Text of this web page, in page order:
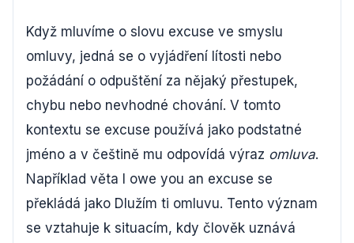
Když mluvíme o slovu excuse ve smyslu
omluvy, jedná se o vyjádření lítosti nebo
požádání o odpuštění za nějaký přestupek,
chybu nebo nevhodné chování. V tomto
kontextu se excuse používá jako podstatné
jméno a v češtině mu odpovídá výraz omluva.
Například věta I owe you an excuse se
překládá jako Dlužím ti omluvu. Tento význam
se vztahuje k situacím, kdy člověk uznává